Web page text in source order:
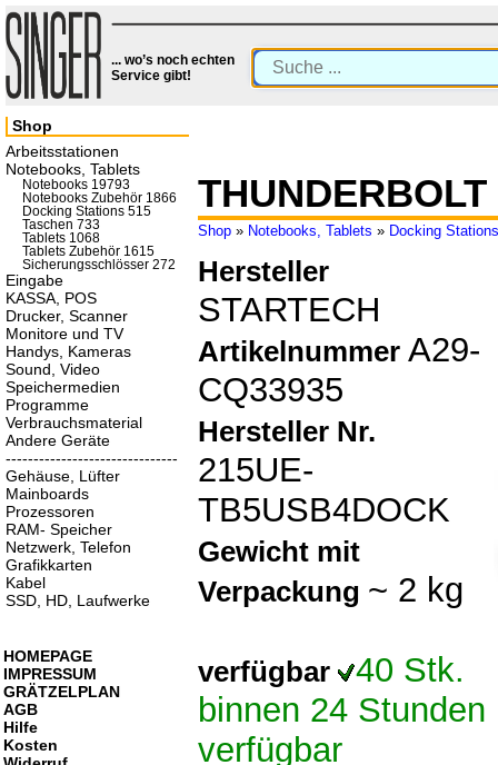
... wo’s noch echten
Service gibt!
Shop » Notebooks, Tablets » Docking Stations
Hersteller
STARTECH
Artikelnummer A29-
CQ33935
Hersteller Nr.
215UE-
TB5USB4DOCK
Gewicht mit
Verpackung ~ 2 kg
verfügbar
40 Stk.
binnen 24 Stunden
verfügbar
Shop
Arbeitsstationen
Notebooks, Tablets
Notebooks 19793
Notebooks Zubehör 1866
Docking Stations 515
Taschen 733
Tablets 1068
Tablets Zubehör 1615
Sicherungsschlösser 272
Eingabe
KASSA, POS
Drucker, Scanner
Monitore und TV
Handys, Kameras
Sound, Video
Speichermedien
Programme
Verbrauchsmaterial
Andere Geräte
-------------------------------
Gehäuse, Lüfter
Mainboards
Prozessoren
RAM- Speicher
Netzwerk, Telefon
Grafikkarten
Kabel
SSD, HD, Laufwerke
HOMEPAGE
IMPRESSUM
GRÄTZELPLAN
AGB
Hilfe
Kosten